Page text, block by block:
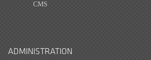
CMS
ADMINISTRATION